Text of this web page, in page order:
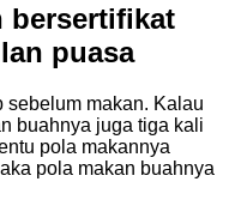
bersertifikat
puasa
sebelum makan. Kalau
buahnya juga tiga kali
pola makannya
pola makan buahnya